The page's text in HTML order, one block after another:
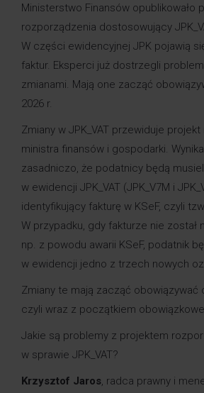
Ministerstwo Finansów opublikowało
rozporządzenia dostosowujący
W części ewidencyjnej JPK pojawią
faktur. Eksperci już dostrzegli
zmianami. Mają one zacząć
2026 r.
Zmiany w JPK_VAT przewiduje
ministra finansów i gospodarki.
zasadniczo, że podatnicy będą
w ewidencji JPK_VAT (JPK_V7M i
identyfikujący fakturę w KSeF, czyli
W przypadku, gdy fakturze nie został
np. z powodu awarii KSeF, podatnik
w ewidencji jedno z trzech nowych
Zmiany te mają zacząć obowiązywać
czyli wraz z początkiem
Jakie są problemy z projektem
w sprawie JPK_VAT?
Krzysztof Jaros, radca prawny i